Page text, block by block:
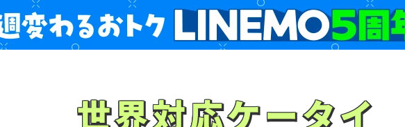
世界対応ケータイ
世界対応ケータイ